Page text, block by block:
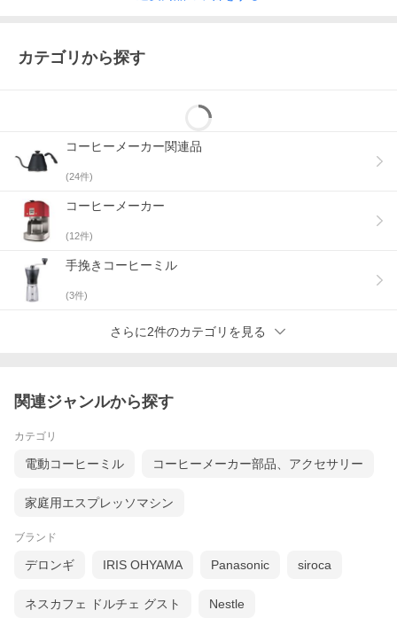
カテゴリから探す
コーヒーメーカー関連品
(24件)
コーヒーメーカー
(12件)
手挽きコーヒーミル
(3件)
さらに2件のカテゴリを見る
関連ジャンルから探す
カテゴリ
電動コーヒーミル コーヒーメーカー部品、アクセサリー
家庭用エスプレッソマシン
ブランド
デロンギ IRIS OHYAMA Panasonic siroca
ネスカフェ ドルチェ グスト Nestle